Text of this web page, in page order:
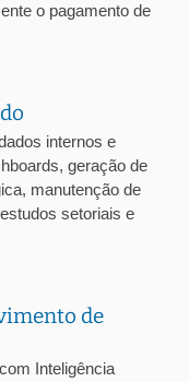
o pagamento de
internos e
geração de
manutenção de
setoriais e
de
Inteligência